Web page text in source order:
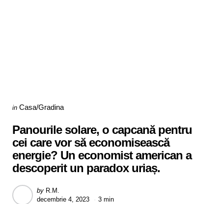
Categories
Posted
in Casa/Gradina
Panourile solare, o capcană pentru
cei care vor să economisească
energie? Un economist american a
descoperit un paradox uriaș.
Posted
by
by R.M.
decembrie 4, 2023
3 min